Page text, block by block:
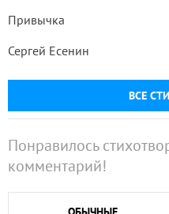
ВСЕ
Привычка
Сергей Есенин
Понравилось
комментарий!